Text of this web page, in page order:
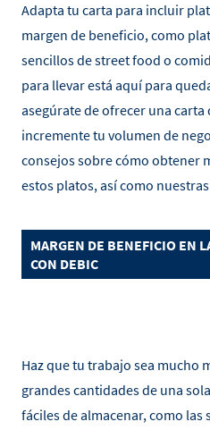
Adapta tu carta para incluir
margen de beneficio, como
sencillos de street food o
para llevar está aquí para
asegúrate de ofrecer una
incremente tu volumen de
consejos sobre cómo obtener
estos platos, así como
MARGEN DE BENEFICIO EN
CON DEBIC
Haz que tu trabajo sea mucho
grandes cantidades de una
fáciles de almacenar, como las